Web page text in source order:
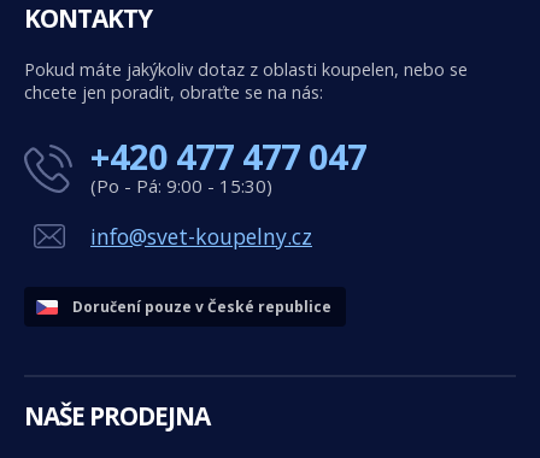
KONTAKTY
Pokud máte jakýkoliv dotaz z oblasti koupelen, nebo se
chcete jen poradit, obraťte se na nás:
+420 477 477 047
(Po - Pá: 9:00 - 15:30)
info@svet-koupelny.cz
Doručení pouze v České republice
NAŠE PRODEJNA